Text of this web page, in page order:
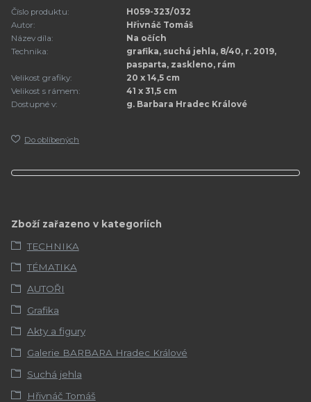
Číslo produktu:
H059-323/032
Autor:
Hřivnáč Tomáš
Název díla:
Na očích
Technika:
grafika, suchá jehla, 8/40, r. 2019,
pasparta, zaskleno, rám
Velikost grafiky:
20 x 14,5 cm
Velikost s rámem:
41 x 31,5 cm
Dostupné v:
g. Barbara Hradec Králové
Do oblíbených
Zboží zařazeno v kategoriích
TECHNIKA
TÉMATIKA
AUTOŘI
Grafika
Akty a figury
Galerie BARBARA Hradec Králové
Suchá jehla
Hřivnáč Tomáš